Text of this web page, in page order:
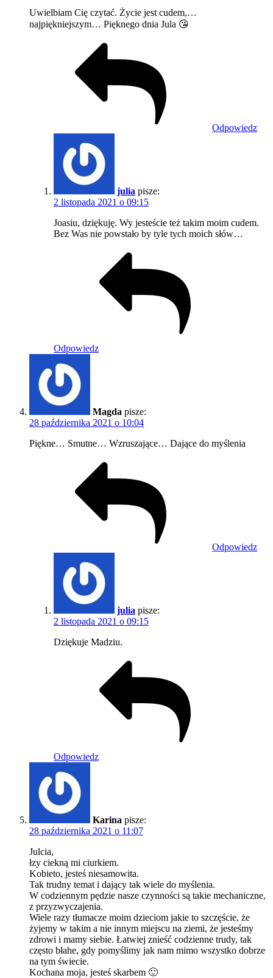
Uwielbiam Cię czytać. Życie jest cudem,…
najpiękniejszym… Pięknego dnia Jula 😘
Odpowiedz
julia pisze:
2 listopada 2021 o 09:15
Joasiu, dziękuję. Wy jesteście też takim moim cudem.
Bez Was nie powstało by tyle tych moich słów…
Odpowiedz
Magda pisze:
28 października 2021 o 10:04
Piękne… Smutne… Wzruszające… Dające do myślenia
Odpowiedz
julia pisze:
2 listopada 2021 o 09:15
Dziękuje Madziu.
Odpowiedz
Karina pisze:
28 października 2021 o 11:07
Julcia,
łzy ciekną mi ciurkiem.
Kobieto, jesteś niesamowita.
Tak trudny temat i dający tak wiele do myślenia.
W codziennym pędzie nasze czynności są takie mechaniczne,
z przyzwyczajenia.
Wiele razy tłumacze moim dzieciom jakie to szczęście, że
żyjemy w takim a nie innym miejscu na ziemi, że jesteśmy
zdrowi i mamy siebie. Łatwiej znieść codzienne trudy, tak
często błahe, gdy pomyślimy jak nam mimo wszystko dobrze
na tym świecie.
Kochana moja, jesteś skarbem 🙂